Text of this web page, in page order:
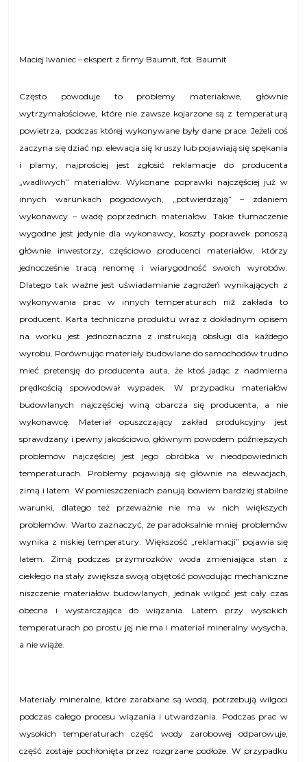
Maciej Iwaniec – ekspert z firmy Baumit, fot. Baumit
Często powoduje to problemy materiałowe, głównie
wytrzymałościowe, które nie zawsze kojarzone są z temperaturą
powietrza, podczas której wykonywane były dane prace. Jeżeli coś
zaczyna się dziać np. elewacja się kruszy lub pojawiają się spękania
i plamy, najprościej jest zgłosić reklamacje do producenta
„wadliwych” materiałów. Wykonane poprawki najczęściej już w
innych warunkach pogodowych, „potwierdzają” – zdaniem
wykonawcy – wadę poprzednich materiałów. Takie tłumaczenie
wygodne jest jedynie dla wykonawcy, koszty poprawek ponoszą
głównie inwestorzy, częściowo producenci materiałów, którzy
jednocześnie tracą renomę i wiarygodność swoich wyrobów.
Dlatego tak ważne jest uświadamianie zagrożeń wynikających z
wykonywania prac w innych temperaturach niż zakłada to
producent. Karta techniczna produktu wraz z dokładnym opisem
na worku jest jednoznaczna z instrukcją obsługi dla każdego
wyrobu. Porównując materiały budowlane do samochodów trudno
mieć pretensję do producenta auta, że ktoś jadąc z nadmierna
prędkością spowodował wypadek. W przypadku materiałów
budowlanych najczęściej winą obarcza się producenta, a nie
wykonawcę. Materiał opuszczający zakład produkcyjny jest
sprawdzany i pewny jakościowo, głównym powodem późniejszych
problemów najczęściej jest jego obróbka w nieodpowiednich
temperaturach. Problemy pojawiają się głównie na elewacjach,
zimą i latem. W pomieszczeniach panują bowiem bardziej stabilne
warunki, dlatego też przeważnie nie ma w nich większych
problemów. Warto zaznaczyć, że paradoksalnie mniej problemów
wynika z niskiej temperatury. Większość „reklamacji” pojawia się
latem. Zimą podczas przymrozków woda zmieniająca stan z
ciekłego na stały zwiększa swoją objętość powodując mechaniczne
niszczenie materiałów budowlanych, jednak wilgoć jest cały czas
obecna i wystarczająca do wiązania. Latem przy wysokich
temperaturach po prostu jej nie ma i materiał mineralny wysycha,
a nie wiąże.
Materiały mineralne, które zarabiane są wodą, potrzebują wilgoci
podczas całego procesu wiązania i utwardzania. Podczas prac w
wysokich temperaturach część wody zarobowej odparowuje,
część zostaje pochłonięta przez rozgrzane podłoże. W przypadku